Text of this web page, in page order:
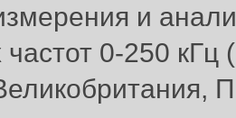
и
частот 0-250